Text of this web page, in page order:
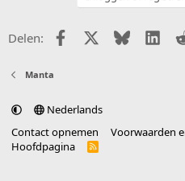
Delen: FacebookX (Twitter)
Bluesky
Manta
Nederlands
Contact opnemen
Voorwaarden
Hoofdpagina
R